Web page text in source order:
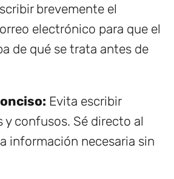
brevemente el
electrónico para que el
de qué se trata antes de
Evita escribir
y confusos. Sé directo al
información necesaria sin